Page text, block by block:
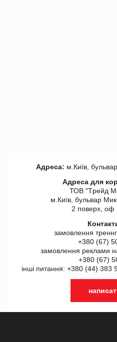
Адреса: м.Київ,
Адреса для
ТОВ "Tрейд
м.Київ, бульвар
2 поверх, оф
замовлення
+380 (67)
замовлення реклами
+380 (67)
інші питання: +380 (44) 383